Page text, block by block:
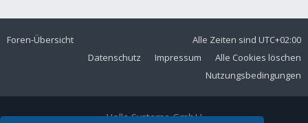
Foren-Übersicht Alle Zeiten sind UTC+02:00
Alle Cookies löschen
Impressum
Datenschutz
Nutzungsbedingungen
Volla Systeme GmbH